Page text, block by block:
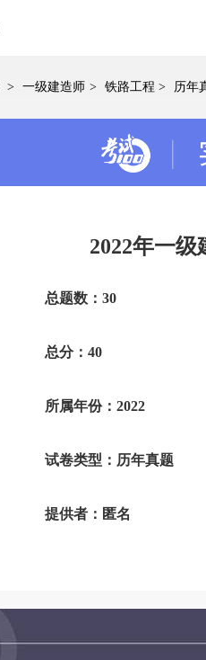
> 一级建造师 > 铁路工程 > 历年
2022年一
总题数：30
总分：40
所属年份：2022
试卷类型：历年真题
提供者：匿名